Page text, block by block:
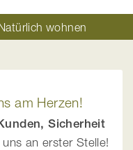
wohnen
am Herzen!
Sicherheit
an erster Stelle!